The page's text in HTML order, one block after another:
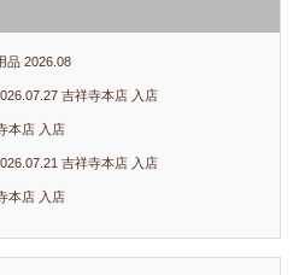
品 2026.08
吉祥寺本店 入店
本店 入店
吉祥寺本店 入店
本店 入店